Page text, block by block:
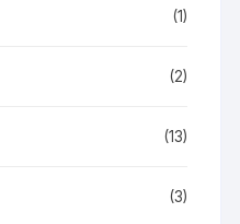
(1)
(2)
(13)
(3)